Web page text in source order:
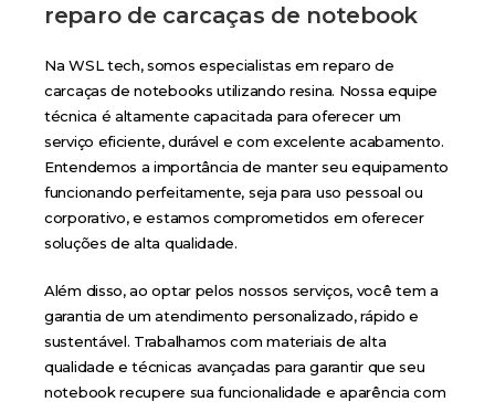
reparo de carcaças de notebook
Na WSL tech, somos especialistas em reparo de
carcaças de notebooks utilizando resina. Nossa equipe
técnica é altamente capacitada para oferecer um
serviço eficiente, durável e com excelente acabamento.
Entendemos a importância de manter seu equipamento
funcionando perfeitamente, seja para uso pessoal ou
corporativo, e estamos comprometidos em oferecer
soluções de alta qualidade.
Além disso, ao optar pelos nossos serviços, você tem a
garantia de um atendimento personalizado, rápido e
sustentável. Trabalhamos com materiais de alta
qualidade e técnicas avançadas para garantir que seu
notebook recupere sua funcionalidade e aparência com